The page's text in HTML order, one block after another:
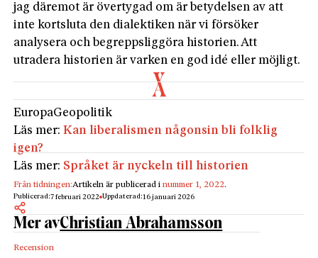
jag däremot är övertygad om är betydelsen av att
inte kortsluta den dialektiken när vi försöker
analysera och begreppsliggöra historien. Att
utradera historien är varken en god idé eller möjligt.
EuropaGeopolitik
Läs mer:Kan liberalismen någonsin bli folklig
igen?
Läs mer: Språket är nyckeln till historien
Från tidningen:Artikeln är publicerad inummer 1, 2022.
Publicerad:7 februari 2022 Uppdaterad:16 januari 2026
Mer avChristian Abrahamsson
Recension